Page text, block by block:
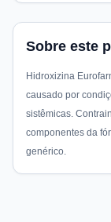
Sobre este
Hidroxizina
causado por
sistêmicas.
componentes da
genérico.